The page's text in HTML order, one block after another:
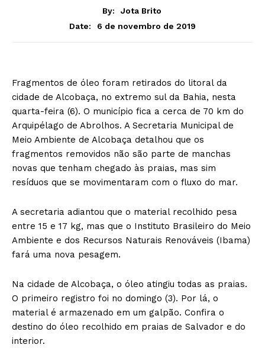
By:
Jota Brito
Date:
6 de novembro de 2019
Fragmentos de óleo foram retirados do litoral da
cidade de Alcobaça, no extremo sul da Bahia, nesta
quarta-feira (6). O município fica a cerca de 70 km do
Arquipélago de Abrolhos. A Secretaria Municipal de
Meio Ambiente de Alcobaça detalhou que os
fragmentos removidos não são parte de manchas
novas que tenham chegado às praias, mas sim
resíduos que se movimentaram com o fluxo do mar.
A secretaria adiantou que o material recolhido pesa
entre 15 e 17 kg, mas que o Instituto Brasileiro do Meio
Ambiente e dos Recursos Naturais Renováveis (Ibama)
fará uma nova pesagem.
Na cidade de Alcobaça, o óleo atingiu todas as praias.
O primeiro registro foi no domingo (3). Por lá, o
material é armazenado em um galpão. Confira o
destino do óleo recolhido em praias de Salvador e do
interior.